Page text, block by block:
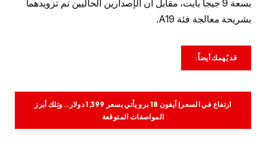
بسعة 9 جيجا بايت، مقابل أن الإصدارين الحاليين تم تزويدهما
بشريحة معالجة فئة A19.
قد يُهمك أيضاً:
ارتفاع في السعر| آيفون 18 برو يأتي بسعر 1,399 دولار.. وتِلك أبرز
المواصفات المتوقعة